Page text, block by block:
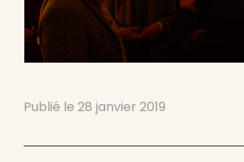
Publié le 28 janvier 2019